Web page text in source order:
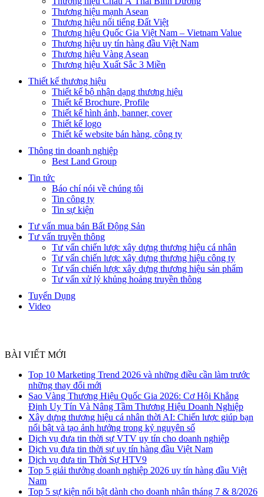
Thương hiệu mạnh Asean
Thương hiệu nổi tiếng Đất Việt
Thương hiệu Quốc Gia Việt Nam – Vietnam Value
Thương hiệu uy tín hàng đầu Việt Nam
Thương hiệu Vàng Asean
Thương hiệu Xuất Sắc 3 Miền
Thiết kế thương hiệu
Thiết kế bộ nhận dạng thương hiệu
Thiết kế Brochure, Profile
Thiết kế hình ảnh, banner, cover
Thiết kế logo
Thiết kế website bán hàng, công ty
Thông tin doanh nghiệp
Best Land Group
Tin tức
Báo chí nói về chúng tôi
Tin công ty
Tin sự kiện
Tư vấn mua bán Bất Động Sản
Tư vấn truyền thông
Tư vấn chiến lược xây dựng thương hiệu cá nhân
Tư vấn chiến lược xây dựng thương hiệu công ty
Tư vấn chiến lược xây dựng thương hiệu sản phẩm
Tư vấn xử lý khủng hoảng truyền thông
Tuyển Dụng
Video
BÀI VIẾT MỚI
Top 10 Marketing Trend 2026 và những điều cần làm trước
những thay đổi mới
Sao Vàng Thương Hiệu Quốc Gia 2026: Cơ Hội Khẳng
Định Uy Tín Và Nâng Tầm Thương Hiệu Doanh Nghiệp
Xây dựng thương hiệu cá nhân thời AI: Chiến lược giúp bạn
nổi bật và tạo ảnh hưởng trong kỷ nguyên số
Dịch vụ đưa tin thời sự VTV uy tín cho doanh nghiệp
Dịch vụ đưa tin thời sự uy tín hàng đầu Việt Nam
Dịch vụ đưa tin Thời Sự HTV9
Top 5 giải thưởng doanh nghiệp 2026 uy tín hàng đầu Việt
Nam
Top 5 sự kiện nổi bật dành cho doanh nhân tháng 7 & 8/2026